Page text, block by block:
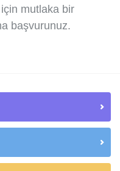
mutlaka bir
başvurunuz.